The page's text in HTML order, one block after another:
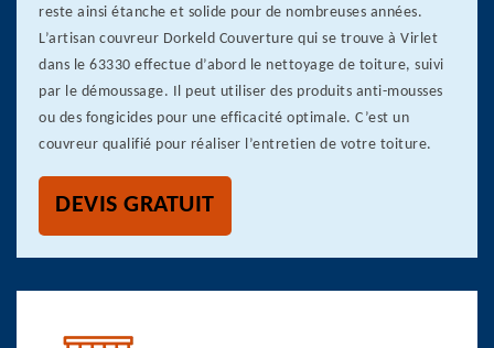
reste ainsi étanche et solide pour de nombreuses années.
L’artisan couvreur Dorkeld Couverture qui se trouve à Virlet
dans le 63330 effectue d’abord le nettoyage de toiture, suivi
par le démoussage. Il peut utiliser des produits anti-mousses
ou des fongicides pour une efficacité optimale. C’est un
couvreur qualifié pour réaliser l’entretien de votre toiture.
DEVIS GRATUIT